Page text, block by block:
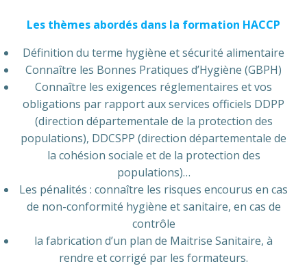
Les thèmes abordés dans la formation HACCP
Définition du terme hygiène et sécurité alimentaire
Connaître les Bonnes Pratiques d’Hygiène (GBPH)
Connaître les exigences réglementaires et vos
obligations par rapport aux services officiels DDPP
(direction départementale de la protection des
populations), DDCSPP (direction départementale de
la cohésion sociale et de la protection des
populations)…
Les pénalités : connaître les risques encourus en cas
de non-conformité hygiène et sanitaire, en cas de
contrôle
la fabrication d’un plan de Maitrise Sanitaire, à
rendre et corrigé par les formateurs.